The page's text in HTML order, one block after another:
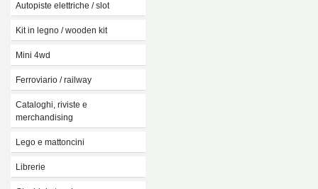
Play set
Film e cartoni animati
Funko pop
Auto
Elicotteri
Spaziale
Militare
Movimento terra
Navale
Auto retrocarica
Autopiste elettriche / slot
Accessori per autopiste
Automodelli
Ricambi per automodelli
Attrezzatura
Kit in legno / wooden kit
Aerei
3d
Mini 4wd
Ricambi
Piste
Ferroviario / railway
Locomotive e vagoni
Accessori
Cataloghi, riviste e
merchandising
Libri e riviste
Merchandising
Espositori
Lego e mattoncini
Mattoncini vari
Librerie